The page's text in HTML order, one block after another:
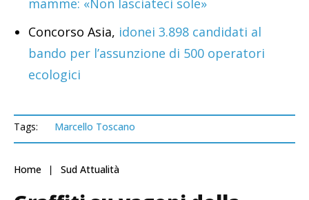
mamme: «Non lasciateci sole»
Concorso Asia, idonei 3.898 candidati al
bando per l’assunzione di 500 operatori
ecologici
Tags: Marcello Toscano
Home Sud Attualità